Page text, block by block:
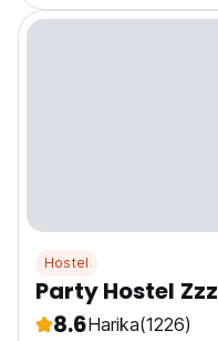
Hostel
Party Hostel Zzz
8.6Harika(1226)